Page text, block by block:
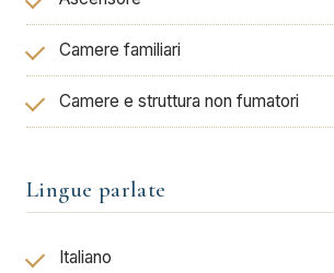
Camere familiari
Camere e struttura non fumatori
Lingue parlate
Italiano